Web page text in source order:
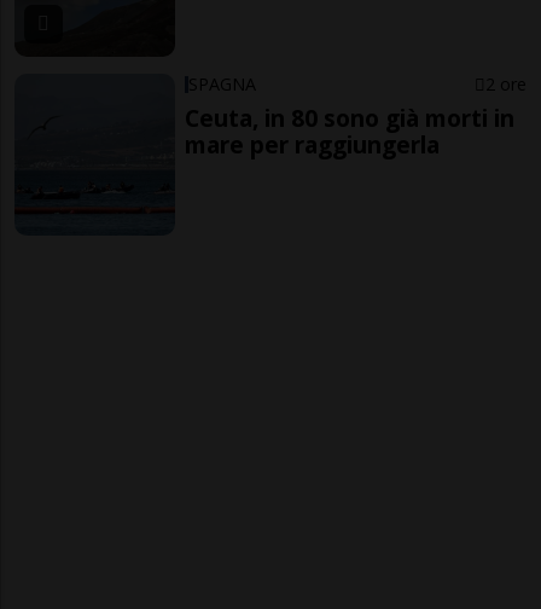
SPAGNA 2 ore
Ceuta, in 80 sono già morti in
mare per raggiungerla